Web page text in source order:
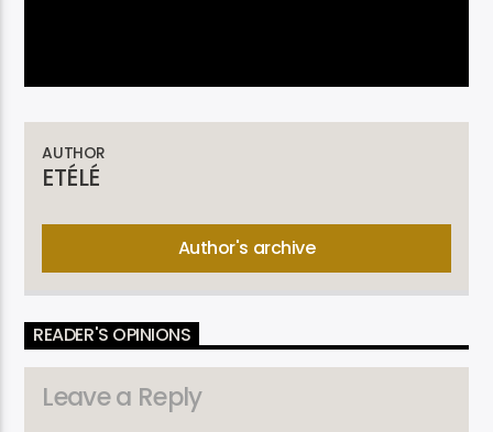
AUTHOR
ETÉLÉ
Author's archive
READER'S OPINIONS
Leave a Reply